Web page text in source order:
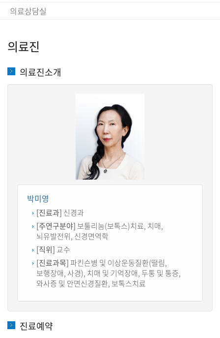
의료상담실
의료진
의료진소개
박미영
[진료과] 신경과
[주연구분야] 보툴리눔(보톡스)치료, 치매,
뇌유발전위, 신경면역학
[직위] 교수
[진료과목]파킨슨병 및 이상운동질환(떨림,
보행장애, 사경), 치매 및 기억장애, 두통 및 통증,
와사증 및 안면신경질환, 보톡스치료
진료예약